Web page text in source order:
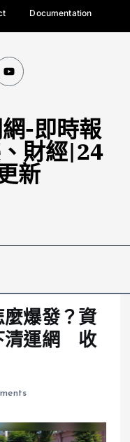
Documentation
-即時報
財經|24
新
麼爆發？資
清運網 收